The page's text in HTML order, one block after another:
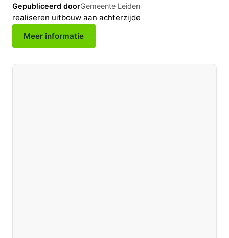
Gepubliceerd doorGemeente Leiden
realiseren uitbouw aan achterzijde
Meer informatie